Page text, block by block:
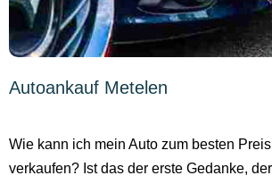
Autoankauf Metelen
Wie kann ich mein Auto zum besten
verkaufen? Ist das der erste Gedanke,